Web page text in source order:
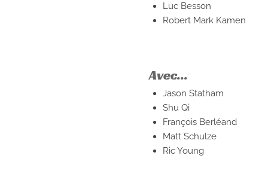
Luc Besson
Robert Mark Kamen
Avec...
Jason Statham
Shu Qi
François Berléand
Matt Schulze
Ric Young